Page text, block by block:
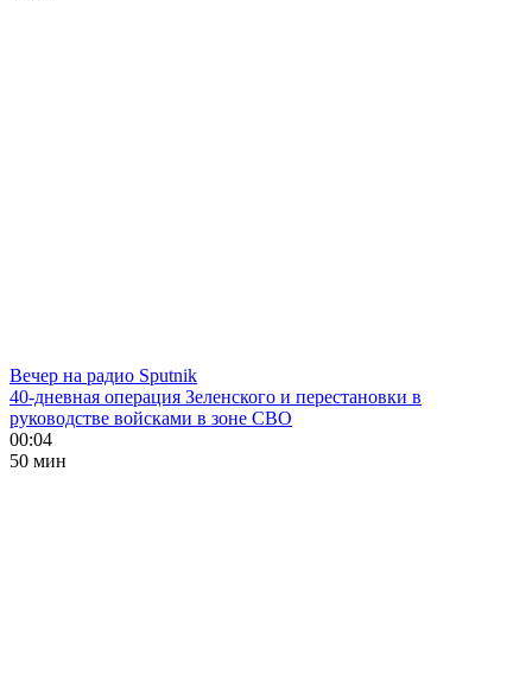
Вечер на радио Sputnik
40-дневная операция Зеленского и перестановки в
руководстве войсками в зоне СВО
00:04
50 мин